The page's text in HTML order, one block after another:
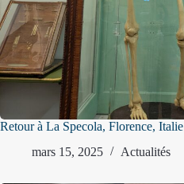
Retour à La Specola, Florence, Italie
mars 15, 2025
Actualités